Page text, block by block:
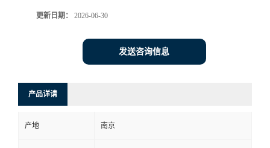
更新日期： 2026-06-30
发送咨询信息
产品详请
产地 南京